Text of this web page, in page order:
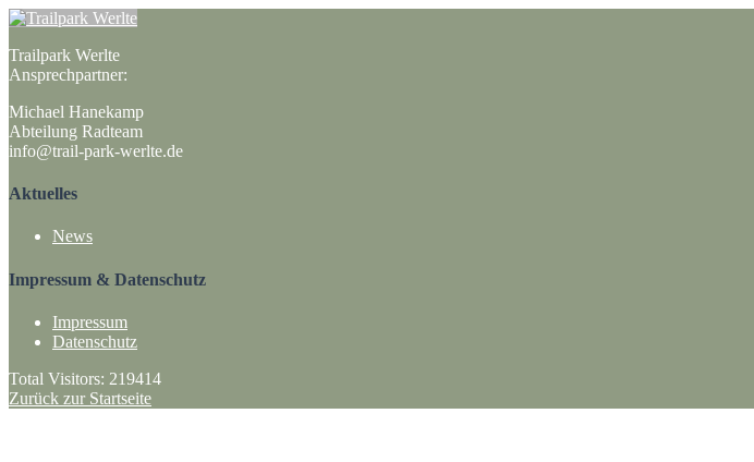
Trailpark Werlte
Ansprechpartner:
Michael Hanekamp
Abteilung Radteam
info@trail-park-werlte.de
Aktuelles
News
Impressum & Datenschutz
Impressum
Datenschutz
Total Visitors: 219414
Zurück zur Startseite